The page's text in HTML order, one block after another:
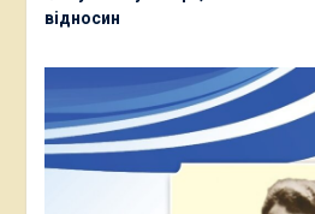
відносин